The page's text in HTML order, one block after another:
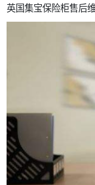
英国集宝保险柜售后